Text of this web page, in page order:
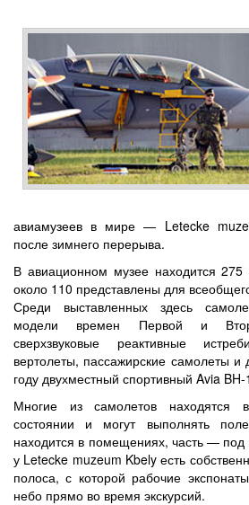
авиамузеев в мире — Letecke
после зимнего перерыва.
В авиационном музее находится 275
около 110 представлены для
Среди выставленных здесь
модели времен Первой и
сверхзвуковые реактивные
вертолеты, пассажирские самолеты
году двухместный спортивный Avia BH-
Многие из самолетов находятся
состоянии и могут выполнять
находится в помещениях, часть —
у Letecke muzeum Kbely есть
полоса, с которой рабочие
небо прямо во время экскурсий.